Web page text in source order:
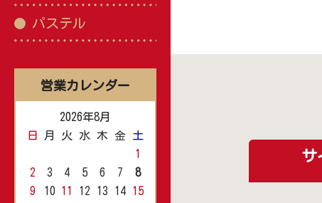
パステル
営業カレンダー
2026年8月
日
月 火 水 木 金
土
1
2
3 4 5 6 7
8
9
10 11 12 13 14
15
サ